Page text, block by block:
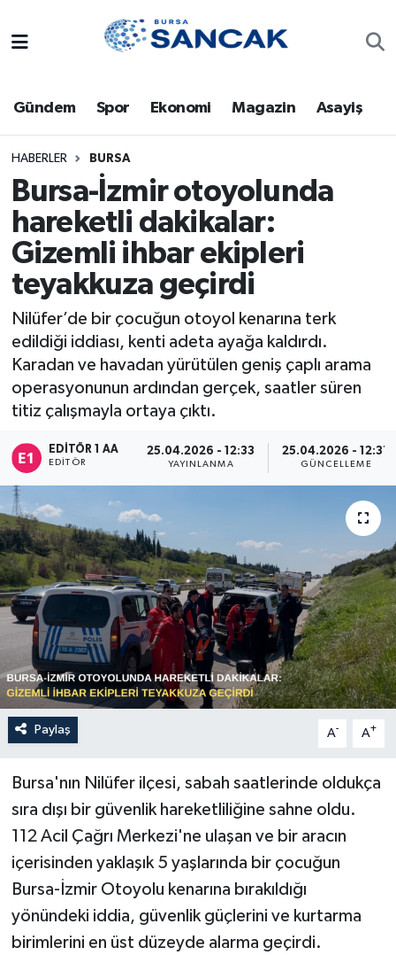
Gündem Spor Ekonomi Magazin Asayiş
HABERLER BURSA
Bursa-İzmir otoyolunda
hareketli dakikalar:
Gizemli ihbar ekipleri
teyakkuza geçirdi
Nilüfer’de bir çocuğun otoyol kenarına terk
edildiği iddiası, kenti adeta ayağa kaldırdı.
Karadan ve havadan yürütülen geniş çaplı arama
operasyonunun ardından gerçek, saatler süren
titiz çalışmayla ortaya çıktı.
EDITÖR 1 AA
EDITÖR
25.04.2026 - 12:33
YAYINLANMA
25.04.2026 - 12:37
GÜNCELLEME
Paylaş A- A+
Bursa'nın Nilüfer ilçesi, sabah saatlerinde oldukça
sıra dışı bir güvenlik hareketliliğine sahne oldu.
112 Acil Çağrı Merkezi'ne ulaşan ve bir aracın
içerisinden yaklaşık 5 yaşlarında bir çocuğun
Bursa-İzmir Otoyolu kenarına bırakıldığı
yönündeki iddia, güvenlik güçlerini ve kurtarma
birimlerini en üst düzeyde alarma geçirdi.
Bursa
Dünya
Eğitim
Ekonomi
Genel
Gündem
Magazin
Spor
Türkiye
Trafik Durumu
Süper Lig Puan Durumu ve Fikstür
Tüm Manşetler
Son Dakika Haberleri
Haber Arşivi